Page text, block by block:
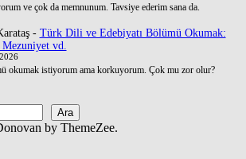
ve çok da memnunum. Tavsiye ederim sana da.
- Türk Dili ve Edebiyatı Bölümü Okumak:
vd.
okumak istiyorum ama korkuyorum. Çok mu zor olur?
Ara
by ThemeZee.